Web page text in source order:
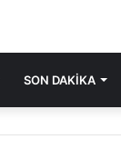
SON DAKIKA